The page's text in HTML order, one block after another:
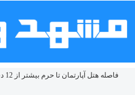
فاصله هتل آپارتمان تا حرم بیشتر از 12 دقیقه